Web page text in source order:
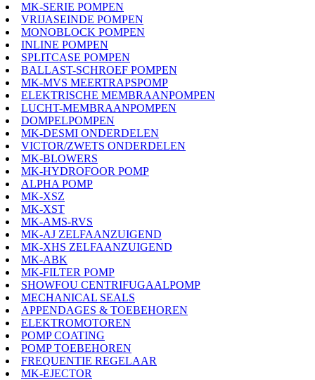
MK-SERIE POMPEN
VRIJASEINDE POMPEN
MONOBLOCK POMPEN
INLINE POMPEN
SPLITCASE POMPEN
BALLAST-SCHROEF POMPEN
MK-MVS MEERTRAPSPOMP
ELEKTRISCHE MEMBRAANPOMPEN
LUCHT-MEMBRAANPOMPEN
DOMPELPOMPEN
MK-DESMI ONDERDELEN
VICTOR/ZWETS ONDERDELEN
MK-BLOWERS
MK-HYDROFOOR POMP
ALPHA POMP
MK-XSZ
MK-XST
MK-AMS-RVS
MK-AJ ZELFAANZUIGEND
MK-XHS ZELFAANZUIGEND
MK-ABK
MK-FILTER POMP
SHOWFOU CENTRIFUGAALPOMP
MECHANICAL SEALS
APPENDAGES & TOEBEHOREN
ELEKTROMOTOREN
POMP COATING
POMP TOEBEHOREN
FREQUENTIE REGELAAR
MK-EJECTOR